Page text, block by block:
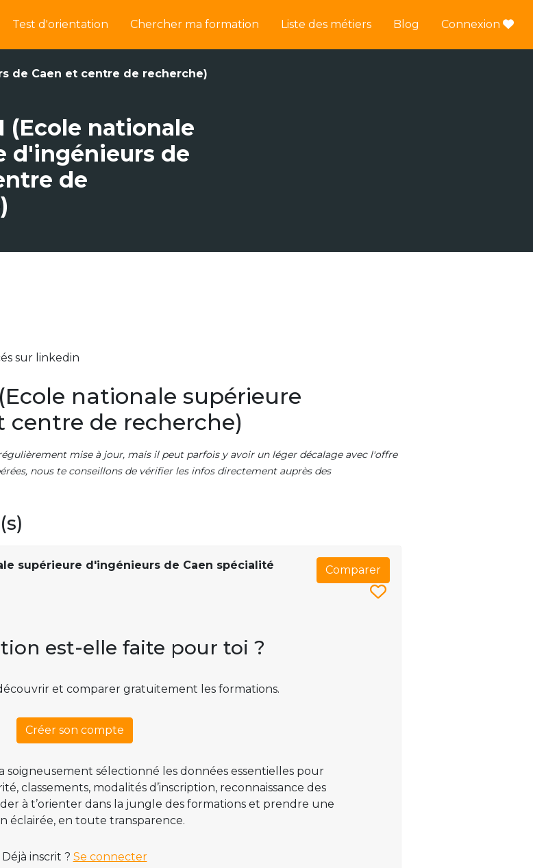
Test d'orientation Chercher ma formation Liste des métiers Blog Connexion
de Caen et centre de recherche)
(Ecole nationale
d'ingénieurs de
de
sur linkedin
nationale supérieure
centre de recherche)
mise à jour, mais il peut parfois y avoir un léger décalage avec l'offre
nous te conseillons de vérifier les infos directement auprès des
supérieure d'ingénieurs de Caen spécialité
Comparer
est-elle faite pour toi ?
et comparer gratuitement les formations.
Créer son compte
soigneusement sélectionné les données essentielles pour
classements, modalités d’inscription, reconnaissance des
à t’orienter dans la jungle des formations et prendre une
éclairée, en toute transparence.
Déjà inscrit ? Se connecter